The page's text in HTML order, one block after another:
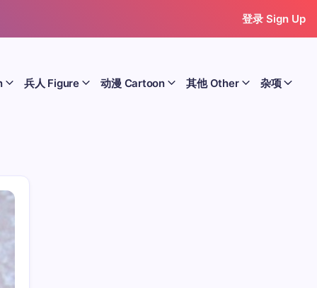
登录 Sign Up
兵人 Figure 动漫 Cartoon 其他 Other 杂项